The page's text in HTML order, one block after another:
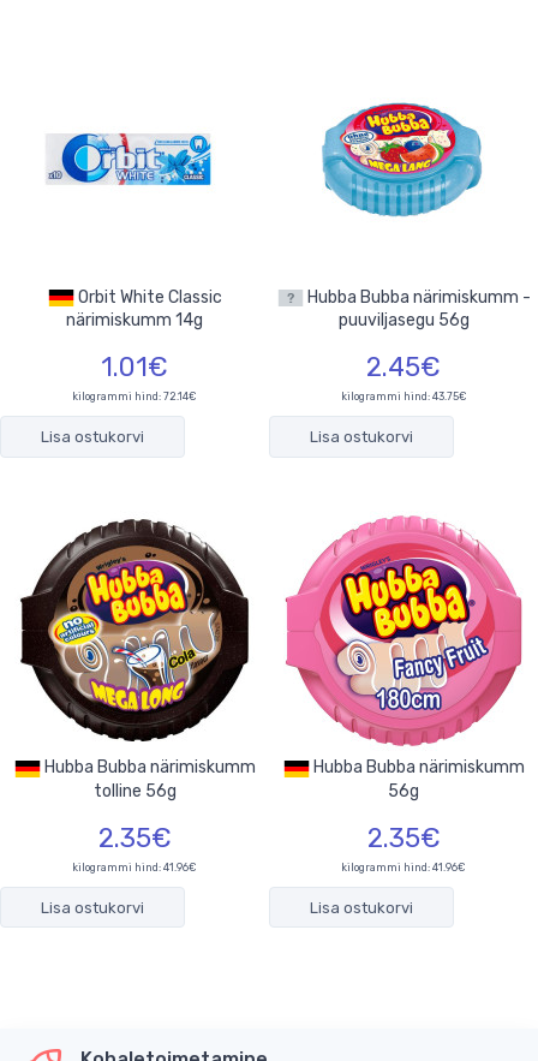
Orbit White Classic
närimiskumm 14g
1.01€
kilogrammi hind: 72.14€
Lisa ostukorvi
puuviljasegu 56g
2.45€
kilogrammi hind: 43.75€
Lisa ostukorvi
Hubba Bubba närimiskumm
tolline 56g
2.35€
kilogrammi hind: 41.96€
Lisa ostukorvi
Hubba Bubba närimiskumm
56g
2.35€
kilogrammi hind: 41.96€
Lisa ostukorvi